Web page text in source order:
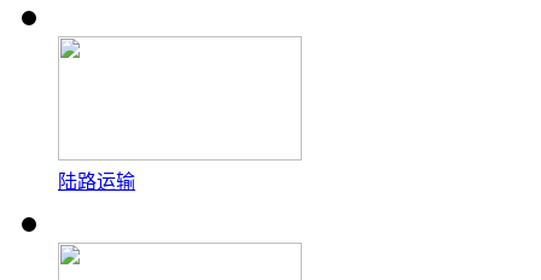
陆路运输